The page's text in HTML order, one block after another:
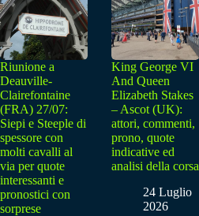
Riunione a
Deauville-
Clairefontaine
(FRA) 27/07:
Siepi e Steeple di
spessore con
molti cavalli al
via per quote
interessanti e
pronostici con
sorprese
King George VI
And Queen
Elizabeth Stakes
– Ascot (UK):
attori, commenti,
prono, quote
indicative ed
analisi della corsa
24 Luglio
2026